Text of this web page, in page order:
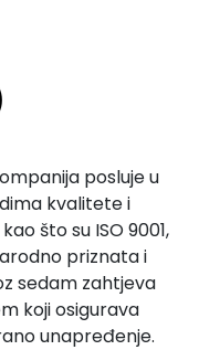
posluje u
kvalitete i
što su ISO 9001,
priznata i
sedam zahtjeva
koji osigurava
unapređenje.